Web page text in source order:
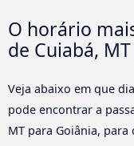
O horário
de Cuiabá,
Veja abaixo em que
pode encontrar a
MT para Goiânia,